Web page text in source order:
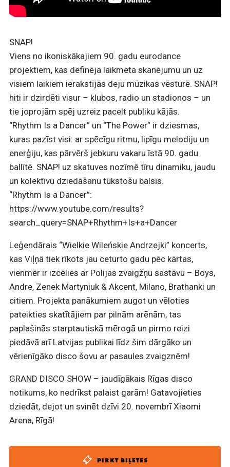
SNAP!
Viens no ikoniskākajiem 90. gadu eurodance
projektiem, kas definēja laikmeta skanējumu un uz
visiem laikiem ierakstījās deju mūzikas vēsturē. SNAP!
hiti ir dzirdēti visur – klubos, radio un stadionos – un
tie joprojām spēj uzreiz pacelt publiku kājās.
“Rhythm Is a Dancer” un “The Power” ir dziesmas,
kuras pazīst visi: ar spēcīgu ritmu, lipīgu melodiju un
enerģiju, kas pārvērš jebkuru vakaru īstā 90. gadu
ballītē. SNAP! uz skatuves nozīmē tīru dinamiku, jaudu
un kolektīvu dziedāšanu tūkstošu balsīs.
“Rhythm Is a Dancer”:
https://www.youtube.com/results?
search_query=SNAP+Rhythm+Is+a+Dancer
Leģendārais “Wielkie Wileńskie Andrzejki” koncerts,
kas Viļņā tiek rīkots jau ceturto gadu pēc kārtas,
vienmēr ir izcēlies ar Polijas zvaigžņu sastāvu – Boys,
Andre, Zenek Martyniuk & Akcent, Milano, Brathanki un
citiem. Projekta panākumiem augot un vēloties
pateikties skatītājiem par pilnām arēnām, tas
paplašinās starptautiskā mērogā un pirmo reizi
piedāvā arī Latvijas publikai līdz šim dārgāko un
vērienīgāko disco šovu ar pasaules zvaigznēm!
GRAND DISCO SHOW – jaudīgākais Rīgas disco
notikums, ko nedrīkst palaist garām! Gatavojieties
dziedāt, dejot un svinēt dzīvi 20. novembrī Xiaomi
Arena, Rīgā!
PIRKT BIĻETES